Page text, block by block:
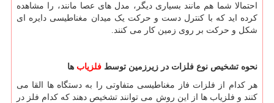
احتمالا شما هم مانند بسیاری دیگر، مدل های عصا مانند، را مشاهده
کرده اید که با کنترل دست و حرکت یک میدان مغناطیسی دایره ای
شکل و حرکت بر روی زمین کار می کنند.
نحوه تشخیص نوع فلزات در زیرزمین توسط فلزیاب ها
هر کدام از فلزات فاز مغناطیسی متفاوتی را به دستگاه ها القا می
کنند و فلزیاب ها از این روش می توانند تشخیص دهند که کدام فلز در